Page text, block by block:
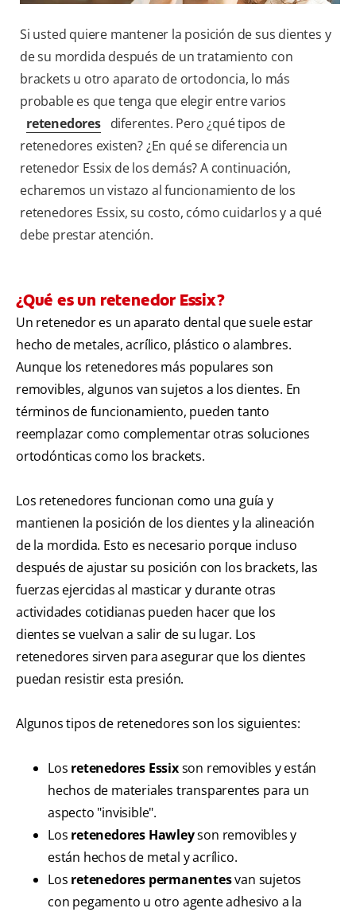
SUSCRÍBETE
Si usted quiere mantener la posición de sus dientes y
de su mordida después de un tratamiento con
brackets u otro aparato de ortodoncia, lo más
probable es que tenga que elegir entre varios
retenedores diferentes. Pero ¿qué tipos de
retenedores existen? ¿En qué se diferencia un
retenedor Essix de los demás? A continuación,
echaremos un vistazo al funcionamiento de los
retenedores Essix, su costo, cómo cuidarlos y a qué
debe prestar atención.
¿Qué es un retenedor Essix?
Un retenedor es un aparato dental que suele estar
hecho de metales, acrílico, plástico o alambres.
Aunque los retenedores más populares son
removibles, algunos van sujetos a los dientes. En
términos de funcionamiento, pueden tanto
reemplazar como complementar otras soluciones
ortodónticas como los brackets.
Los retenedores funcionan como una guía y
mantienen la posición de los dientes y la alineación
de la mordida. Esto es necesario porque incluso
después de ajustar su posición con los brackets, las
fuerzas ejercidas al masticar y durante otras
actividades cotidianas pueden hacer que los
dientes se vuelvan a salir de su lugar. Los
retenedores sirven para asegurar que los dientes
puedan resistir esta presión.
Algunos tipos de retenedores son los siguientes:
Los retenedores Essixson removibles y están
hechos de materiales transparentes para un
aspecto "invisible".
Los retenedores Hawleyson removibles y
están hechos de metal y acrílico.
Los retenedores permanentesvan sujetos
con pegamento u otro agente adhesivo a la